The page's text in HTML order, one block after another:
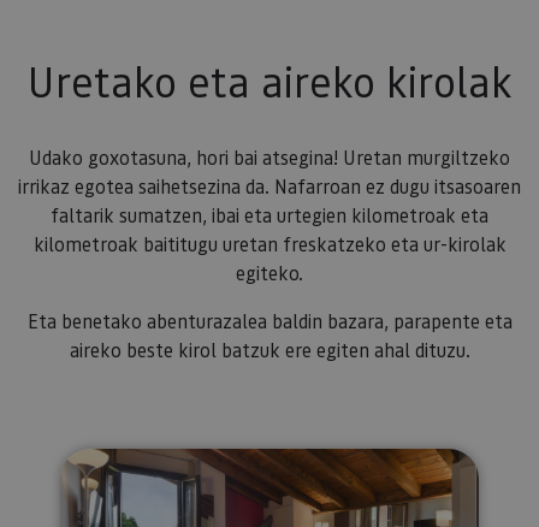
Uretako eta aireko kirolak
Udako goxotasuna, hori bai atsegina! Uretan murgiltzeko
irrikaz egotea saihetsezina da. Nafarroan ez dugu itsasoaren
faltarik sumatzen, ibai eta urtegien kilometroak eta
kilometroak baititugu uretan freskatzeko eta ur-kirolak
egiteko.
Eta benetako abenturazalea baldin bazara, parapente eta
aireko beste kirol batzuk ere egiten ahal dituzu.
Nafarroa zerutik begiratuta